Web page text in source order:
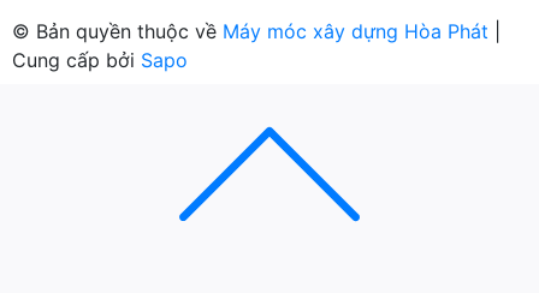
© Bản quyền thuộc về Máy móc xây dựng Hòa Phát
Cung cấp bởi Sapo